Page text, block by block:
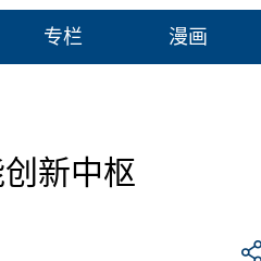
专栏 漫画
新中枢